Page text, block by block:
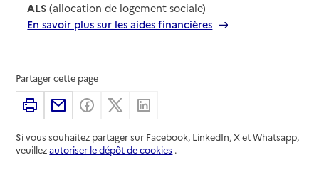
ALS (allocation de logement sociale)
En savoir plus sur les aides financières
Partager cette page
ImprimerPartager par email
Partager sur Facebook
Partager sur X
Si vous souhaitez partager sur Facebook, LinkedIn, X et Whatsapp,
veuillezautoriser le dépôt de cookies .